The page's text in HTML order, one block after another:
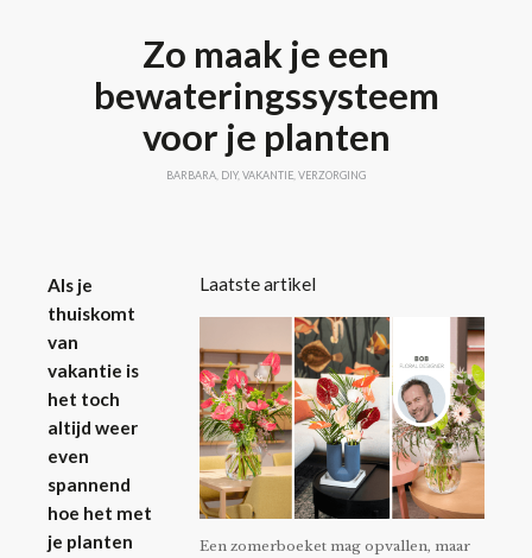
Zo maak je een
bewateringssysteem
voor je planten
BARBARA DIY, VAKANTIE VERZORGING
Als je
thuiskomt
van
vakantie is
het toch
altijd weer
even
spannend
hoe het met
je planten
Laatste artikel
Een zomerboeket mag opvallen, maar